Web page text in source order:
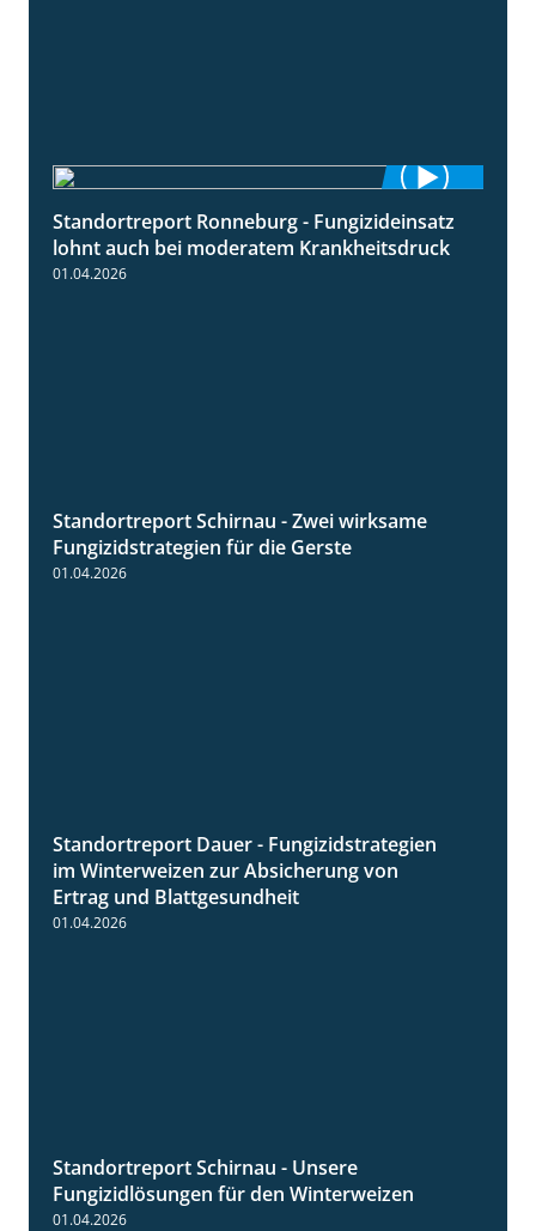
5:04
Standortreport Ronneburg - Fungizideinsatz
lohnt auch bei moderatem Krankheitsdruck
01.04.2026
4:27
Standortreport Schirnau - Zwei wirksame
Fungizidstrategien für die Gerste
01.04.2026
5:10
Standortreport Dauer - Fungizidstrategien
im Winterweizen zur Absicherung von
Ertrag und Blattgesundheit
01.04.2026
Standortreport Schirnau - Unsere
Fungizidlösungen für den Winterweizen
01.04.2026